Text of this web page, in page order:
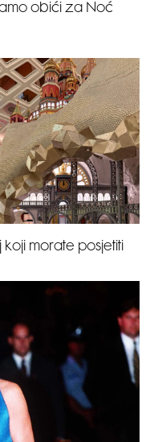
obići za Noć
morate posjetiti